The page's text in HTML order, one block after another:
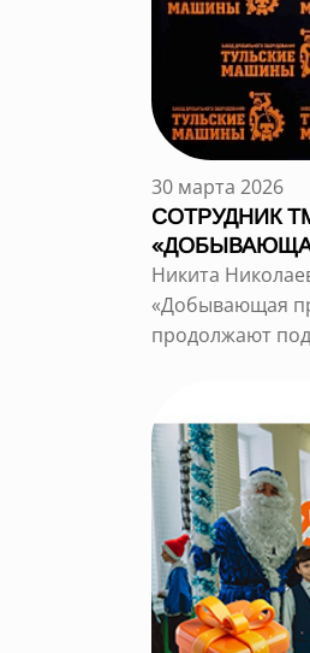
30 марта 2026
СОТРУДНИК
Никита
«Добывающая
продолжают